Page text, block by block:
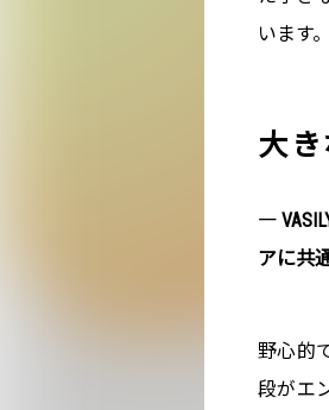
います。
大
―
アに共
野心的
段がエ